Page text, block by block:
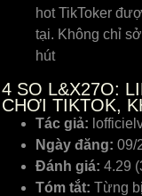
hot TikToker
tại. Không chỉ
hút
4 SO L&X27O:
CHƠI TIKTOK,
Tác giả:
Ngày đăng: 09/
Đánh giá: 4.29
Tóm tắt: Từng